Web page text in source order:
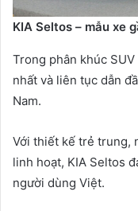
KIA Seltos – mẫu xe
Trong phân khúc
nhất và liên tục dẫn
Nam.
Với thiết kế trẻ trung,
linh hoạt, KIA Seltos
người dùng Việt.